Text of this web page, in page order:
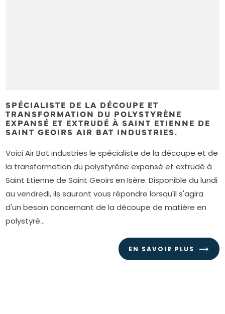
SPÉCIALISTE DE LA DÉCOUPE ET
TRANSFORMATION DU POLYSTYRÈNE
EXPANSÉ ET EXTRUDÉ À SAINT ETIENNE DE
SAINT GEOIRS AIR BAT INDUSTRIES.
Voici Air Bat industries le spécialiste de la découpe et de
la transformation du polystyrène expansé et extrudé à
Saint Etienne de Saint Geoirs en Isère. Disponible du lundi
au vendredi, ils sauront vous répondre lorsqu'il s'agira
d'un besoin concernant de la découpe de matière en
polystyrè...
EN SAVOIR PLUS